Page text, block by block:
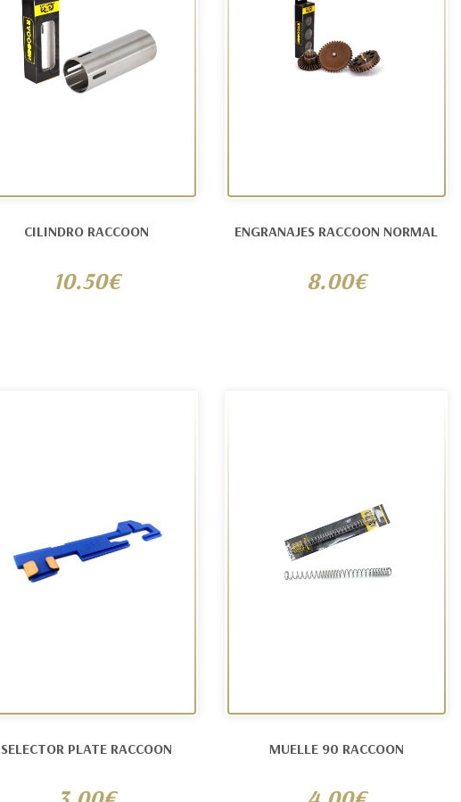
CILINDRO RACCOON
10.50€
ENGRANAJES RACCOON NORMAL
8.00€
SELECTOR PLATE RACCOON MUELLE 90 RACCOON